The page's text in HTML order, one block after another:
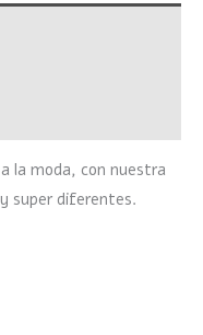
la moda, con nuestra
super diferentes.